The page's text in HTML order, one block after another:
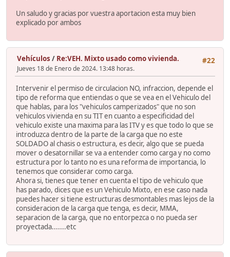
Un saludo y gracias por vuestra aportacion esta muy bien
explicado por ambos
#22
Vehículos / Re:VEH. Mixto usado como vivienda.
Jueves 18 de Enero de 2024. 13:48 horas.
Intervenir el permiso de circulacion NO, infraccion, depende el
tipo de reforma que entiendas o que se vea en el Vehiculo del
que hablas, para los "vehiculos camperizados" que no son
vehiculos vivienda en su TIT en cuanto a especificidad del
vehiculo existe una maxima para las ITV y es que todo lo que se
introduzca dentro de la parte de la carga que no este
SOLDADO al chasis o estructura, es decir, algo que se pueda
mover o desatornillar se va a entender como carga y no como
estructura por lo tanto no es una reforma de importancia, lo
tenemos que considerar como carga.
Ahora si, tienes que tener en cuenta el tipo de vehiculo que
has parado, dices que es un Vehiculo Mixto, en ese caso nada
puedes hacer si tiene estructuras desmontables mas lejos de la
consideracion de la carga que tenga, es decir, MMA,
separacion de la carga, que no entorpezca o no pueda ser
proyectada.......etc